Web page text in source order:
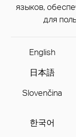
языков,
для
English
日本語
Slovenčina
한국어